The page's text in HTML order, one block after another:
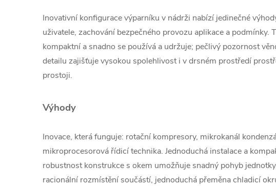
Inovativní konfigurace výparníku v nádrži nabízí jedinečné
uživatele, zachování bezpečného provozu aplikace a podmínky.
kompaktní a snadno se používá a udržuje; pečlivý pozornost
detailu zajišťuje vysokou spolehlivost i v drsném prostředí
prostoji.
Výhody
Inovace, která funguje: rotační kompresory, mikrokanál
mikroprocesorová řídicí technika. Jednoduchá instalace a
robustnost konstrukce s okem umožňuje snadný pohyb
racionální rozmístění součástí, jednoduchá přeměnachladicí